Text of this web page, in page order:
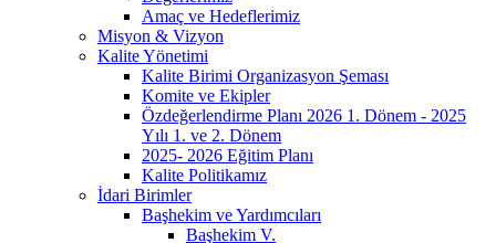
Amaç ve Hedeflerimiz
Misyon & Vizyon
Kalite Yönetimi
Kalite Birimi Organizasyon Şeması
Komite ve Ekipler
Özdeğerlendirme Planı 2026 1. Dönem - 2025
Yılı 1. ve 2. Dönem
2025- 2026 Eğitim Planı
Kalite Politikamız
İdari Birimler
Başhekim ve Yardımcıları
Başhekim V.